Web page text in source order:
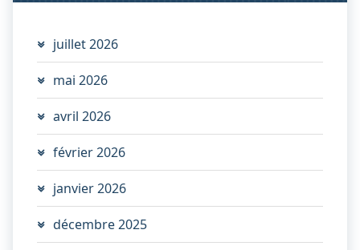
juillet 2026
mai 2026
avril 2026
février 2026
janvier 2026
décembre 2025